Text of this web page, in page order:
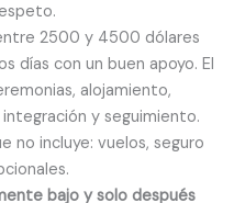
2500 y 4500 dólares
días con un buen apoyo. El
alojamiento,
y seguimiento.
no incluye: vuelos, seguro
bajo y solo después